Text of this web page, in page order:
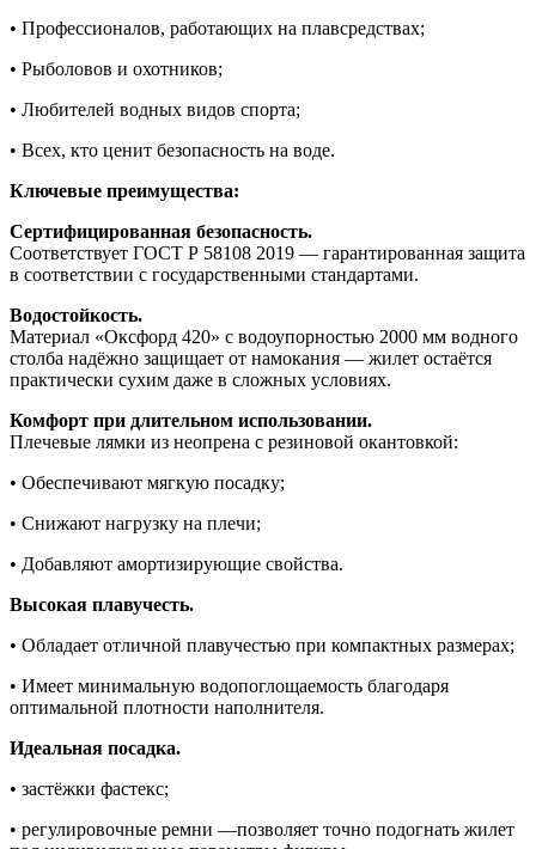
• Профессионалов, работающих на плавсредствах;
• Рыболовов и охотников;
• Любителей водных видов спорта;
• Всех, кто ценит безопасность на воде.
Ключевые преимущества:
Сертифицированная безопасность.
Соответствует ГОСТ Р 58108 2019 — гарантированная защита
в соответствии с государственными стандартами.
Водостойкость.
Материал «Оксфорд 420» с водоупорностью 2000 мм водного
столба надёжно защищает от намокания — жилет остаётся
практически сухим даже в сложных условиях.
Комфорт при длительном использовании.
Плечевые лямки из неопрена с резиновой окантовкой:
• Обеспечивают мягкую посадку;
• Снижают нагрузку на плечи;
• Добавляют амортизирующие свойства.
Высокая плавучесть.
• Обладает отличной плавучестью при компактных размерах;
• Имеет минимальную водопоглощаемость благодаря
оптимальной плотности наполнителя.
Идеальная посадка.
• застёжки фастекс;
• регулировочные ремни —позволяет точно подогнать жилет